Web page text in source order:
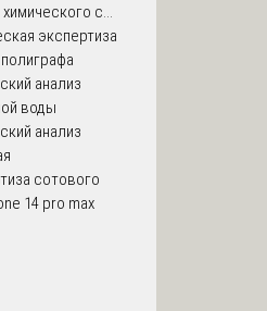
с...
экспертиза
анализ
воды
анализ
сотового
14 pro max